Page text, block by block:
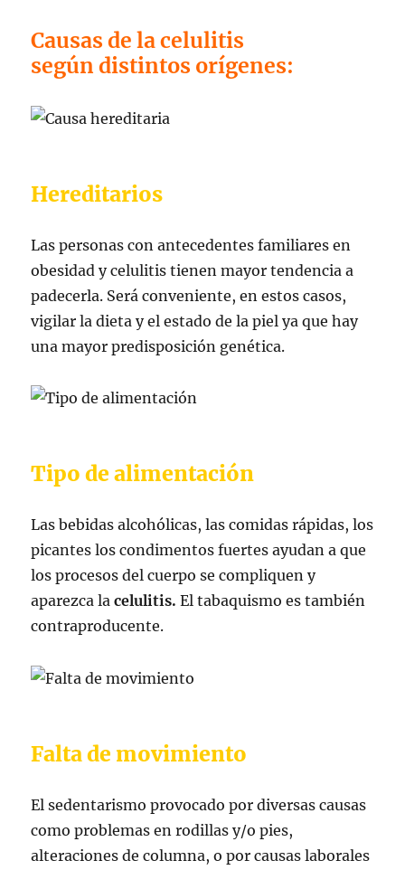
Causas de la celulitis
según distintos orígenes:
Hereditarios
Las personas con antecedentes familiares en
obesidad y celulitis tienen mayor tendencia a
padecerla. Será conveniente, en estos casos,
vigilar la dieta y el estado de la piel ya que hay
una mayor predisposición genética.
Tipo de alimentación
Las bebidas alcohólicas, las comidas rápidas, los
picantes los condimentos fuertes ayudan a que
los procesos del cuerpo se compliquen y
aparezca la celulitis. El tabaquismo es también
contraproducente.
Falta de movimiento
El sedentarismo provocado por diversas causas
como problemas en rodillas y/o pies,
alteraciones de columna, o por causas laborales